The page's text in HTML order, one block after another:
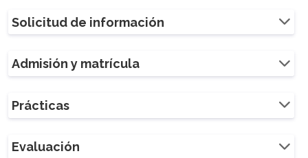
Solicitud de información
Admisión y matrícula
Prácticas
Evaluación